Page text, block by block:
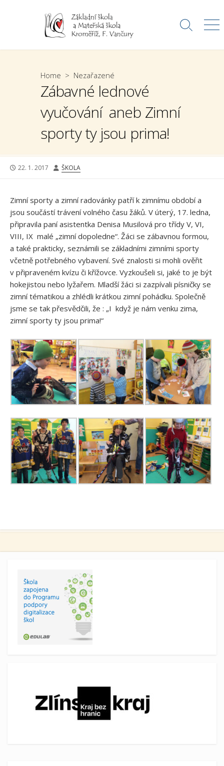
Search
Home > Nezařazené
Zábavné lednové
vyučování aneb Zimní
sporty ty jsou prima!
PUBLISHED
22. 1. 2017 AUTHOR
ŠKOLA
Zimní sporty a zimní radovánky patří k zimnímu období a
jsou součástí trávení volného času žáků. V úterý, 17. ledna,
připravila paní asistentka Denisa Musilová pro třídy V, VI,
VIII, IX malé „zimní dopoledne“. Žáci se zábavnou formou,
a také prakticky, seznámili se základními zimními sporty
včetně potřebného vybavení. Své znalosti si mohli ověřit
v připraveném kvízu či křížovce. Vyzkoušeli si, jaké to je být
hokejistou nebo lyžařem. Mladší žáci si zazpívali písničky se
zimní tématikou a zhlédli krátkou zimní pohádku. Společně
jsme se tak přesvědčili, že : „I když je nám venku zima,
zimní sporty ty jsou prima!“